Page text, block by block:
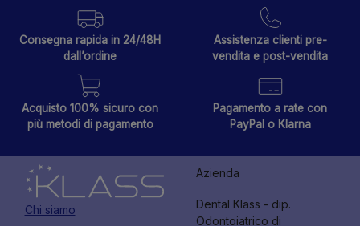
Consegna rapida in 24/48H
dall’ordine
Assistenza clienti pre-
vendita e post-vendita
Acquisto 100% sicuro con
più metodi di pagamento
Pagamento a rate con
PayPal o Klarna
Chi siamo
Azienda
Dental Klass - dip.
Odontoiatrico di